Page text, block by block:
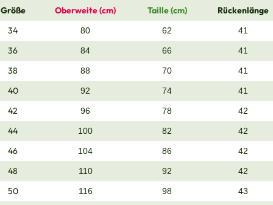
Größe Oberweite (cm) Taille (cm)
Rückenlänge
34
80 62 41
36 84 66 41
38 88 70 41
40 92 74 41
42 96 78 42
44 100 82 42
46 104 86 42
48 110 92 42
50 116 98 43